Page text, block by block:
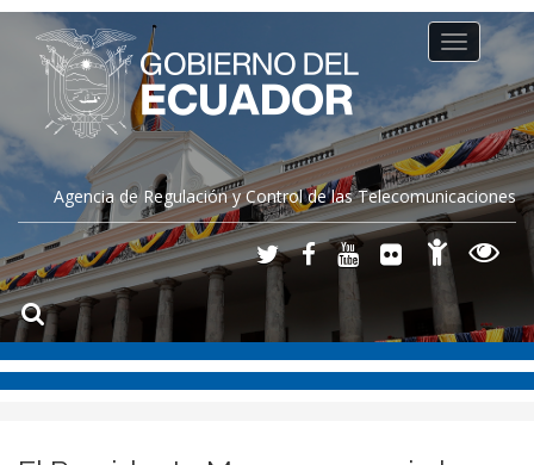
Agencia de Regulación y Control de las Telecomunicaciones
Toggle
navigation